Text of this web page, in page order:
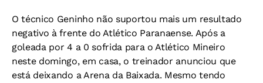
O técnico Geninho não suportou mais um resultado
negativo à frente do Atlético Paranaense. Após a
goleada por 4 a 0 sofrida para o Atlético Mineiro
neste domingo, em casa, o treinador anunciou que
está deixando a Arena da Baixada. Mesmo tendo